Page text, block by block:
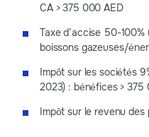
CA > 375 000 AED
Taxe d’accise 50-
boissons gazeuses/
Impôt sur les sociétés
2023) : bénéfices > 375
Impôt sur le revenu des